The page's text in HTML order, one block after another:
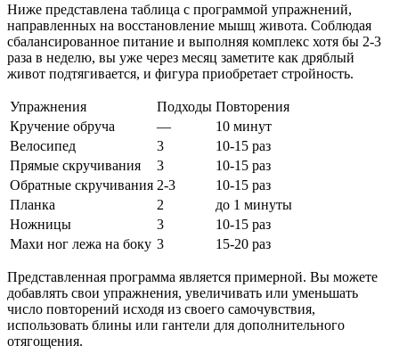
Ниже представлена таблица с программой упражнений,
направленных на восстановление мышц живота. Соблюдая
сбалансированное питание и выполняя комплекс хотя бы 2-3
раза в неделю, вы уже через месяц заметите как дряблый
живот подтягивается, и фигура приобретает стройность.
Упражнения Подходы Повторения
Кручение обруча
—
10 минут
Велосипед
3
10-15 раз
Прямые скручивания
3
10-15 раз
Обратные скручивания 2-3
10-15 раз
Планка
2
до 1 минуты
Ножницы
3
10-15 раз
Махи ног лежа на боку 3 15-20 раз
Представленная программа является примерной. Вы можете
добавлять свои упражнения, увеличивать или уменьшать
число повторений исходя из своего самочувствия,
использовать блины или гантели для дополнительного
отягощения.